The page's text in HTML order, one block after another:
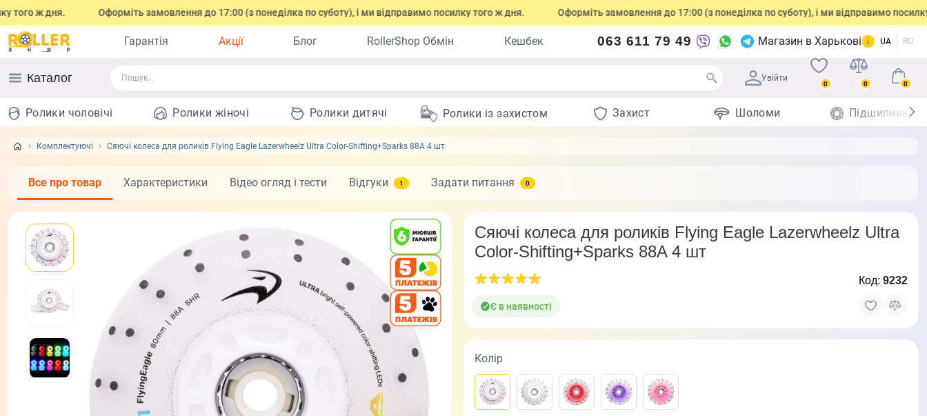
ж дня. Оформіть замовлення до 17:00 (з понеділка по суботу), і ми відправимо посилку того ж дня. Оформіть замовлення до 17:00 (з понеділка по суботу), і ми відправимо посилку того
Гарантія Акції Блог RollerShop Обмін Кешбек 063 611 79 49 Магазин в Харькові UA RU
Каталог Увійти
0 0 0
Ролики чоловічі Ролики жіночі Ролики дитячі Ролики із захистом Захист Шоломи Підшипники
Комплектуючі Сяючі колеса для роликів Flying Eagle Lazerwheelz Ultra Color-Shifting+Sparks 88A 4 шт
Все про товар Характеристики Відео огляд і тести Відгуки 1 Задати питання 0
Сяючі колеса для роликів Flying Eagle Lazerwheelz Ultra
Color-Shifting+Sparks 88A 4 шт
Є в наявності
Код: 9232
Колір